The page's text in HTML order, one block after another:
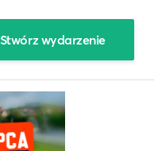
Stwórz wydarzenie